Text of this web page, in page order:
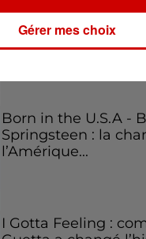
Aménager un
Canada et accueillir
Boston,...
Born in the U.S.A -
Springsteen : la
l’Amérique...
I Gotta Feeling :
Gérer mes choix